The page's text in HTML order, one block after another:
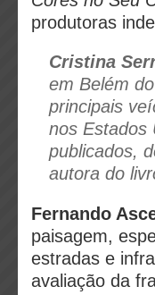
produtoras
Cristina
em Belém
principais
nos Estados
publicados,
autora do
Fernando
paisagem,
estradas e
avaliação da